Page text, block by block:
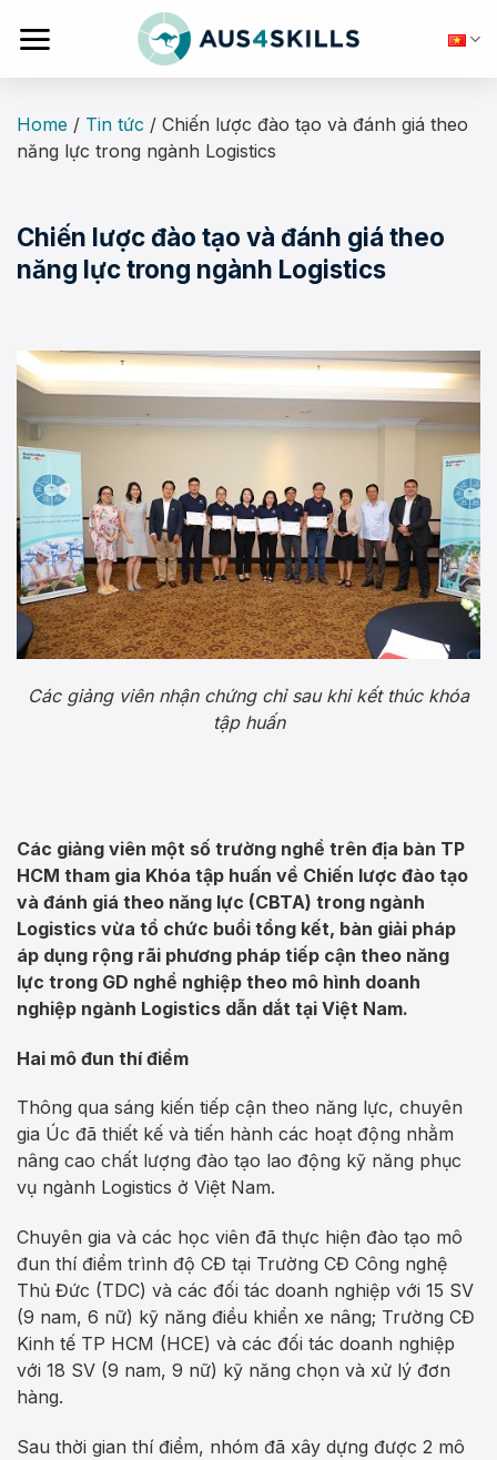
Home / Tin tức / Chiến lược đào tạo và đánh giá theo
năng lực trong ngành Logistics
Chiến lược đào tạo và đánh giá theo
năng lực trong ngành Logistics
Các giảng viên nhận chứng chỉ sau khi kết thúc khóa
tập huấn
Các giảng viên một số trường nghề trên địa bàn TP
HCM tham gia Khóa tập huấn về Chiến lược đào tạo
và đánh giá theo năng lực (CBTA) trong ngành
Logistics vừa tổ chức buổi tổng kết, bàn giải pháp
áp dụng rộng rãi phương pháp tiếp cận theo năng
lực trong GD nghề nghiệp theo mô hình doanh
nghiệp ngành Logistics dẫn dắt tại Việt Nam.
Hai mô đun thí điểm
Thông qua sáng kiến tiếp cận theo năng lực, chuyên
gia Úc đã thiết kế và tiến hành các hoạt động nhằm
nâng cao chất lượng đào tạo lao động kỹ năng phục
vụ ngành Logistics ở Việt Nam.
Chuyên gia và các học viên đã thực hiện đào tạo mô
đun thí điểm trình độ CĐ tại Trường CĐ Công nghệ
Thủ Đức (TDC) và các đối tác doanh nghiệp với 15 SV
(9 nam, 6 nữ) kỹ năng điều khiển xe nâng; Trường CĐ
Kinh tế TP HCM (HCE) và các đối tác doanh nghiệp
với 18 SV (9 nam, 9 nữ) kỹ năng chọn và xử lý đơn
hàng.
Sau thời gian thí điểm, nhóm đã xây dựng được 2 mô